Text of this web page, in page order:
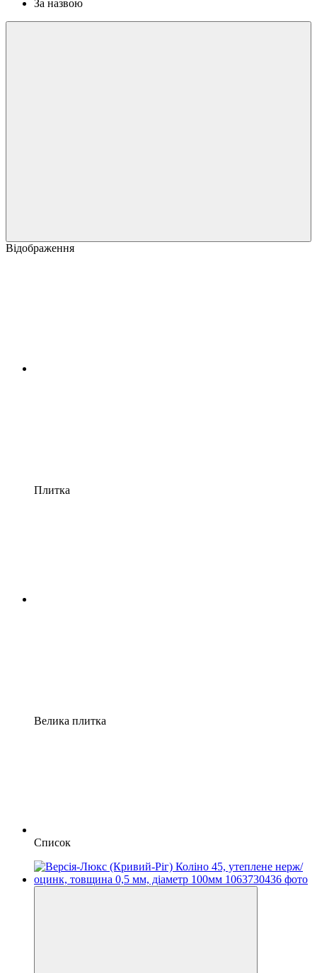
За назвою
Відображення
Плитка
Велика плитка
Список